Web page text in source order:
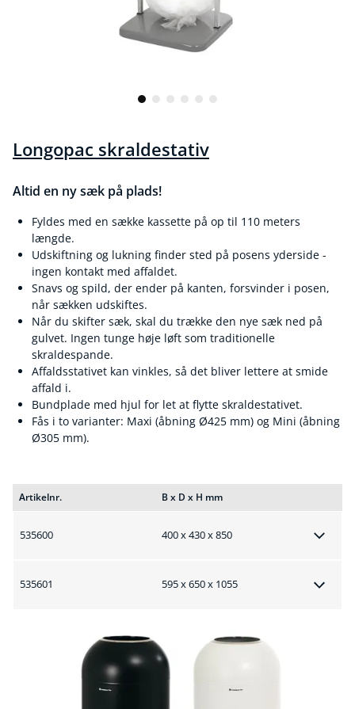
Longopac skraldestativ
Altid en ny sæk på plads!
Fyldes med en sække kassette på op til 110 meters
længde.
Udskiftning og lukning finder sted på posens yderside -
ingen kontakt med affaldet.
Snavs og spild, der ender på kanten, forsvinder i posen,
når sækken udskiftes.
Når du skifter sæk, skal du trække den nye sæk ned på
gulvet. Ingen tunge høje løft som traditionelle
skraldespande.
Affaldsstativet kan vinkles, så det bliver lettere at smide
affald i.
Bundplade med hjul for let at flytte skraldestativet.
Fås i to varianter: Maxi (åbning Ø425 mm) og Mini (åbning
Ø305 mm).
Artikelnr. B x D x H mm
535600 400 x 430 x 850
535601 595 x 650 x 1055